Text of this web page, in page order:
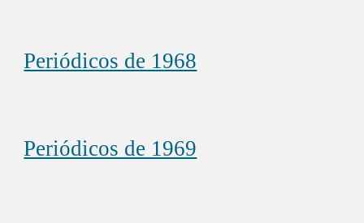
Periódicos de 1968
Periódicos de 1969